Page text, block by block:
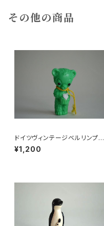
その他の商品
ドイツヴィンテージベルリンプラ
ベア緑112
¥1,200